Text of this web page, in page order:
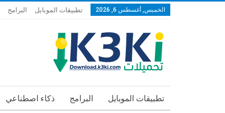
الخميس, أغسطس 6, 2026 تطبيقات الموبايل البرامج
تطبيقات الموبايل البرامج ذكاء اصطناعي